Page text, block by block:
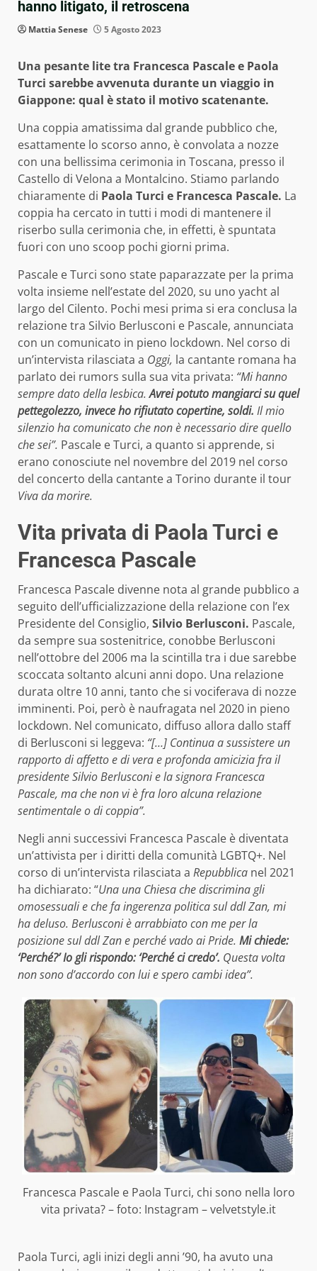
hanno litigato, il retroscena
Mattia Senese 5 Agosto 2023
Una pesante lite tra Francesca Pascale e Paola
Turci sarebbe avvenuta durante un viaggio in
Giappone: qual è stato il motivo scatenante.
Una coppia amatissima dal grande pubblico che,
esattamente lo scorso anno, è convolata a nozze
con una bellissima cerimonia in Toscana, presso il
Castello di Velona a Montalcino. Stiamo parlando
chiaramente di Paola Turci e Francesca Pascale. La
coppia ha cercato in tutti i modi di mantenere il
riserbo sulla cerimonia che, in effetti, è spuntata
fuori con uno scoop pochi giorni prima.
Pascale e Turci sono state paparazzate per la prima
volta insieme nell’estate del 2020, su uno yacht al
largo del Cilento. Pochi mesi prima si era conclusa la
relazione tra Silvio Berlusconi e Pascale, annunciata
con un comunicato in pieno lockdown. Nel corso di
un’intervista rilasciata a Oggi, la cantante romana ha
parlato dei rumors sulla sua vita privata: “Mi hanno
sempre dato della lesbica.Avrei potuto mangiarci su quel
pettegolezzo, invece ho rifiutato copertine, soldi. Il mio
silenzio ha comunicato che non è necessario dire quello
che sei”. Pascale e Turci, a quanto si apprende, si
erano conosciute nel novembre del 2019 nel corso
del concerto della cantante a Torino durante il tour
Viva da morire.
Vita privata di Paola Turci e
Francesca Pascale
Francesca Pascale divenne nota al grande pubblico a
seguito dell’ufficializzazione della relazione con l’ex
Presidente del Consiglio, Silvio Berlusconi. Pascale,
da sempre sua sostenitrice, conobbe Berlusconi
nell’ottobre del 2006 ma la scintilla tra i due sarebbe
scoccata soltanto alcuni anni dopo. Una relazione
durata oltre 10 anni, tanto che si vociferava di nozze
imminenti. Poi, però è naufragata nel 2020 in pieno
lockdown. Nel comunicato, diffuso allora dallo staff
di Berlusconi si leggeva: “[…] Continua a sussistere un
rapporto di affetto e di vera e profonda amicizia fra il
presidente Silvio Berlusconi e la signora Francesca
Pascale, ma che non vi è fra loro alcuna relazione
sentimentale o di coppia”.
Negli anni successivi Francesca Pascale è diventata
un’attivista per i diritti della comunità LGBTQ+. Nel
corso di un’intervista rilasciata a Repubblica nel 2021
ha dichiarato: “Una una Chiesa che discrimina gli
omosessuali e che fa ingerenza politica sul ddl Zan, mi
ha deluso. Berlusconi è arrabbiato con me per la
posizione sul ddl Zan e perché vado ai Pride. Mi chiede:
‘Perché?’ Io gli rispondo: ‘Perché ci credo’. Questa volta
non sono d’accordo con lui e spero cambi idea”.
Francesca Pascale e Paola Turci, chi sono nella loro
vita privata? – foto: Instagram – velvetstyle.it
Paola Turci, agli inizi degli anni ’90, ha avuto una